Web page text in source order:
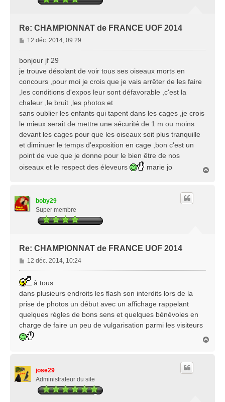
Re: CHAMPIONNAT de FRANCE UOF 2014
M
e
s
g
e
12 déc. 2014, 09:29
bonjour jf 29
je trouve désolant de voir tous ses oiseaux morts en
concours ,pour moi je crois que je vais arrêter de les faire
,les conditions d'expos leur sont défavorable ,c'est la
chaleur ,le bruit ,les photos et
sans oublier les enfants qui tapent dans les cages ,je crois
le mieux serait de mettre une sécurité de 1 m ou moins
devant les cages pour que les oiseaux soit plus tranquille
et diminuer le temps d'exposition en cage ,bon c'est un
point de vue que je donne pour le bien être de nos
oiseaux et le respect des éleveurs
marie jo
boby29
Super membre
Re: CHAMPIONNAT de FRANCE UOF 2014
M
e
s
s
a
g
e
12 déc. 2014, 10:24
à tous
dans plusieurs endroits les flash son interdits lors de la
prise de photos un début avec un affichage rappelant
quelques règles de bons sens et quelques bénévoles en
charge de faire un peu de vulgarisation parmi les visiteurs
jose29
Administrateur du site